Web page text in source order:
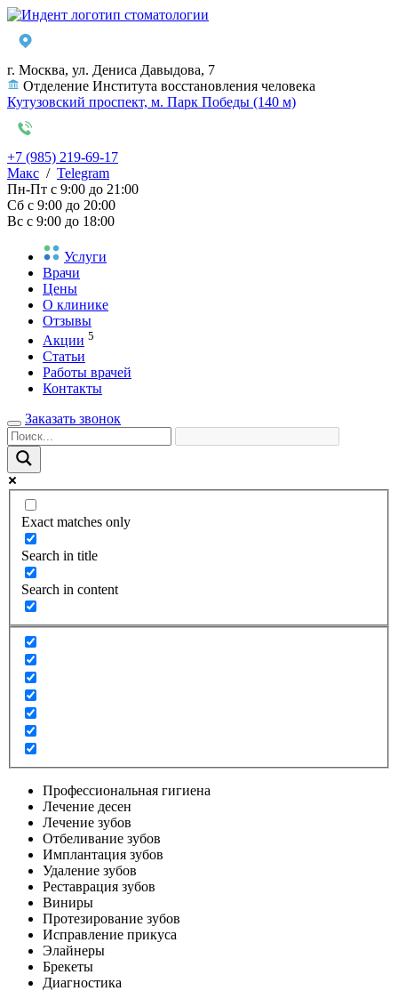
г. Москва, ул. Дениса Давыдова, 7
Отделение Института восстановления человека
Кутузовский проспект, м. Парк Победы (140 м)
+7 (985) 219-69-17
Макс / Telegram
Пн-Пт с 9:00 до 21:00
Сб с 9:00 до 20:00
Вс с 9:00 до 18:00
Услуги
Врачи
Цены
О клинике
Отзывы
Акции 5
Статьи
Работы врачей
Контакты
Заказать звонок
Exact matches only
Search in title
Search in content
Профессиональная гигиена
Лечение десен
Лечение зубов
Отбеливание зубов
Имплантация зубов
Удаление зубов
Реставрация зубов
Виниры
Протезирование зубов
Исправление прикуса
Элайнеры
Брекеты
Диагностика